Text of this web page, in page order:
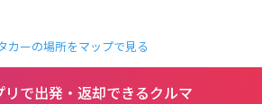
カーの場所をマップで見る
リで出発・返却できるクルマ